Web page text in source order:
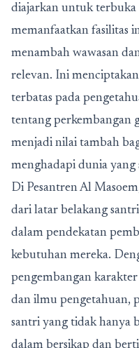
diajarkan untuk
memanfaatkan fasilitas
menambah wawasan
relevan. Ini
terbatas pada
tentang perkembangan
menjadi nilai tambah
menghadapi dunia
Di Pesantren Al
dari latar belakang
dalam pendekatan
kebutuhan mereka.
pengembangan
dan ilmu pengetahuan,
santri yang tidak hanya
dalam bersikap dan